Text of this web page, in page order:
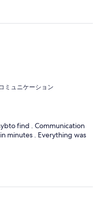
ミュニケーション
find . Communication
minutes . Everything was